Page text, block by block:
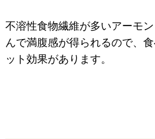
不溶性食物繊維が多いアーモ
んで満腹感が得られるので、
ット効果があります。